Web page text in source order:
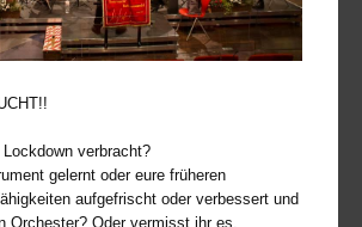
verbracht?
gelernt oder eure früheren
aufgefrischt oder verbessert und
Orchester? Oder vermisst ihr es,